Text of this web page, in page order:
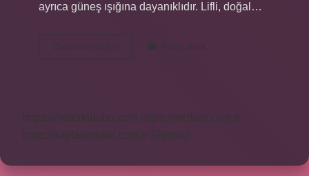
ayrıca güneş ışığına dayanıklıdır. Lifli, doğal…
Devamını okuyun
Kaliteli
Yorum Bırak
https://motorkulubu.com
https://mcifuar.com.tr
https://saytasinsaat.com.tr Sitemap